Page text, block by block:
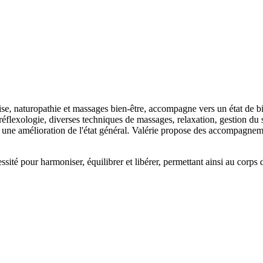
naturopathie et massages bien-être, accompagne vers un état de
diverses techniques de massages, relaxation, gestion
amélioration de l'état général. Valérie propose des
pour harmoniser, équilibrer et libérer, permettant ainsi au corps